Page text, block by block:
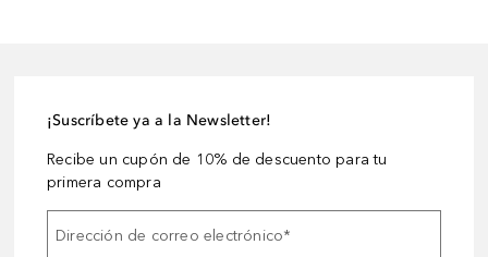
¡Suscríbete ya a la Newsletter!
Recibe un cupón de 10% de descuento para tu
primera compra
Dirección de correo electrónico*